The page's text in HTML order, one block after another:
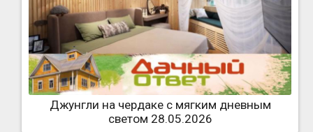
Джунгли на чердаке с мягким дневным
светом 28.05.2026